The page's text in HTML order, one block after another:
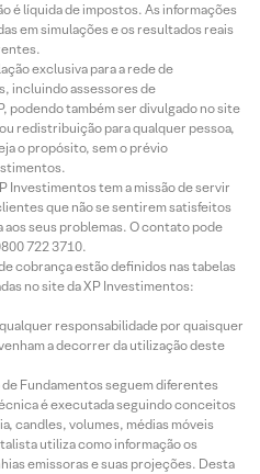
é líquida de impostos. As informações
em simulações e os resultados reais
exclusiva para a rede de
incluindo assessores de
podendo também ser divulgado no site
redistribuição para qualquer pessoa,
o propósito, sem o prévio
Investimentos tem a missão de servir
que não se sentirem satisfeitos
aos seus problemas. O contato pode
722 3710.
cobrança estão definidos nas tabelas
no site da XP Investimentos:
responsabilidade por quaisquer
a decorrer da utilização deste
de Fundamentos seguem diferentes
é executada seguindo conceitos
candles, volumes, médias móveis
utiliza como informação os
emissoras e suas projeções. Desta